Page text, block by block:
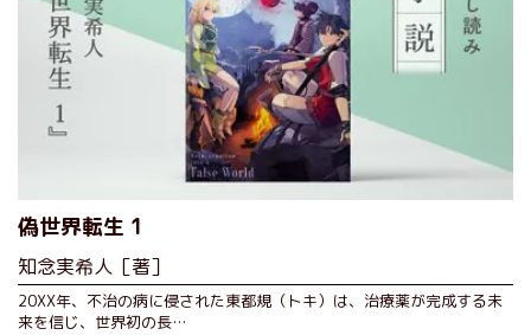
偽世界転生 1
知念実希人［著］
20XX年、不治の病に侵された東都規（トキ）は、治療薬が完成する未
来を信じ、世界初の長…